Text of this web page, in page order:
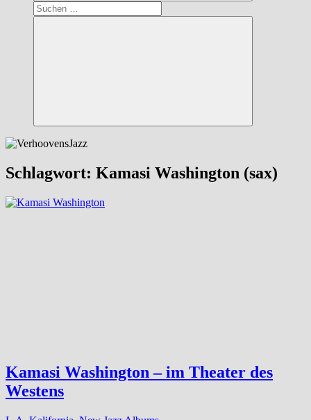
Suchen
nach:
Suchen
Schlagwort: Kamasi Washington (sax)
Kamasi Washington – im Theater des
Westens